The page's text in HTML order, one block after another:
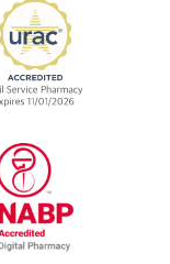
Benefit
URAC